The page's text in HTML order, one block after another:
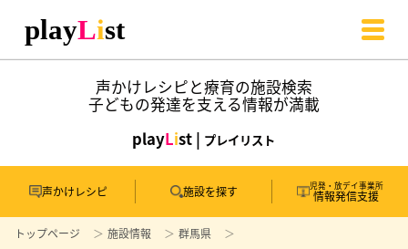
声かけレシピと療育の施設検索
子どもの発達を支える情報が満載
playList | プレイリスト
声かけレシピ 施設を探す 児発・放デイ事業所
情報発信支援
トップページ 施設情報 群馬県